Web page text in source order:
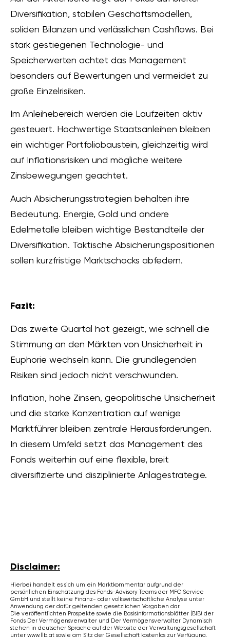
Diversifikation, stabilen Geschäftsmodellen,
soliden Bilanzen und verlässlichen Cashflows. Bei
stark gestiegenen Technologie- und
Speicherwerten achtet das Management
besonders auf Bewertungen und vermeidet zu
große Einzelrisiken.
Im Anleihebereich werden die Laufzeiten aktiv
gesteuert. Hochwertige Staatsanleihen bleiben
ein wichtiger Portfoliobaustein, gleichzeitig wird
auf Inflationsrisiken und mögliche weitere
Zinsbewegungen geachtet.
Auch Absicherungsstrategien behalten ihre
Bedeutung. Energie, Gold und andere
Edelmetalle bleiben wichtige Bestandteile der
Diversifikation. Taktische Absicherungspositionen
sollen kurzfristige Marktschocks abfedern.
Fazit:
Das zweite Quartal hat gezeigt, wie schnell die
Stimmung an den Märkten von Unsicherheit in
Euphorie wechseln kann. Die grundlegenden
Risiken sind jedoch nicht verschwunden.
Inflation, hohe Zinsen, geopolitische Unsicherheit
und die starke Konzentration auf wenige
Marktführer bleiben zentrale Herausforderungen.
In diesem Umfeld setzt das Management des
Fonds weiterhin auf eine flexible, breit
diversifizierte und disziplinierte Anlagestrategie.
Disclaimer:
Hierbei handelt es sich um ein Marktkommentar aufgrund der
persönlichen Einschätzung des Fonds-Advisory Teams der MFC Service
GmbH und stellt keine Finanz- oder volkswirtschaftliche Analyse unter
Anwendung der dafür geltenden gesetzlichen Vorgaben dar.
Die veröffentlichten Prospekte sowie die Basisinformationsblätter (BIB) der
Fonds Der Vermögensverwalter und Der Vermögensverwalter Dynamisch
stehen in deutscher Sprache auf der Website der Verwaltungsgesellschaft
unter www.llb.at sowie am Sitz der Gesellschaft kostenlos zur Verfügung.